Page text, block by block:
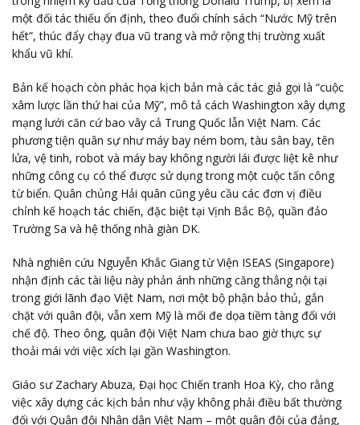
một đối tác thiếu ổn định, theo đuổi chính sách “Nước Mỹ trên
hết”, thúc đẩy chạy đua vũ trang và mở rộng thị trường xuất
khẩu vũ khí.
Bản kế hoạch còn phác họa kịch bản mà các tác giả gọi là “cuộc
xâm lược lần thứ hai của Mỹ”, mô tả cách Washington xây dựng
mạng lưới căn cứ bao vây cả Trung Quốc lẫn Việt Nam. Các
phương tiện quân sự như máy bay ném bom, tàu sân bay, tên
lửa, vệ tinh, robot và máy bay không người lái được liệt kê như
những công cụ có thể được sử dụng trong một cuộc tấn công
từ biển. Quân chủng Hải quân cũng yêu cầu các đơn vị điều
chỉnh kế hoạch tác chiến, đặc biệt tại Vịnh Bắc Bộ, quần đảo
Trường Sa và hệ thống nhà giàn DK.
Nhà nghiên cứu Nguyễn Khắc Giang từ Viện ISEAS (Singapore)
nhận định các tài liệu này phản ánh những căng thẳng nội tại
trong giới lãnh đạo Việt Nam, nơi một bộ phận bảo thủ, gắn
chặt với quân đội, vẫn xem Mỹ là mối đe dọa tiềm tàng đối với
chế độ. Theo ông, quân đội Việt Nam chưa bao giờ thực sự
thoải mái với việc xích lại gần Washington.
Giáo sư Zachary Abuza, Đại học Chiến tranh Hoa Kỳ, cho rằng
việc xây dựng các kịch bản như vậy không phải điều bất thường
đối với Quân đội Nhân dân Việt Nam – một quân đội của đảng,